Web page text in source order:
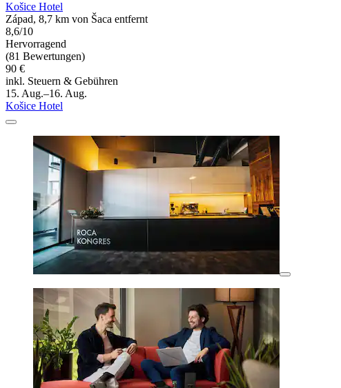
Košice Hotel
Západ, 8,7 km von Šaca entfernt
8,6/10
Hervorragend
(81 Bewertungen)
90 €
inkl. Steuern & Gebühren
15. Aug.–16. Aug.
Košice Hotel